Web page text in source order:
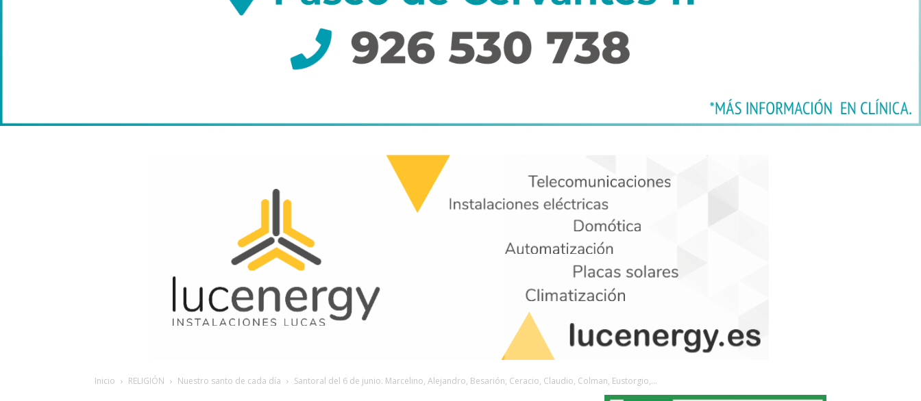
Inicio RELIGIÓN Nuestro santo de cada día Santoral del 6 de junio. Marcelino, Alejandro, Besarión, Ceracio, Claudio, Colman, Eustorgio,...